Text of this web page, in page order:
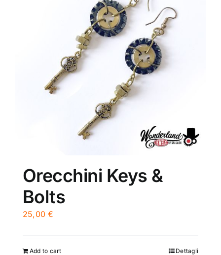
Orecchini Keys &
Bolts
25,00€
Add to cart Dettagli